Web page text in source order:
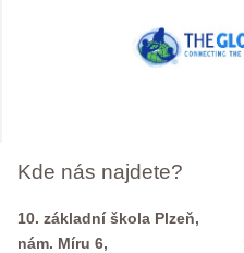
Kde nás najdete?
10. základní škola Plzeň,
nám. Míru 6,